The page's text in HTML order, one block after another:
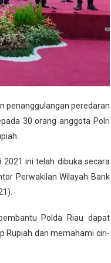
penanggulangan peredaran
30 orang anggota Polri
2021 ini telah dibuka secara
Perwakilan Wilayah Bank
Polda Riau dapat
Rupiah dan memahami ciri-